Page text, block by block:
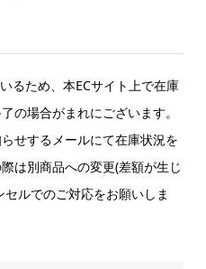
るため、本ECサイト上で在庫
の場合がまれにございます。
せするメールにて在庫状況を
は別商品への変更(差額が生じ
ルでのご対応をお願いしま